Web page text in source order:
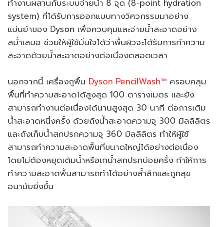
ทำงานผสานกับระบบจ่ายน้ำ 8 จุด (8-point hydration
system) ที่ได้รับการออกแบบทางวิศวกรรมมาอย่าง
แม่นยำของ Dyson เพื่อควบคุมและจ่ายน้ำสะอาดอย่าง
สม่ำเสมอ ช่วยให้ผู้ใช้มั่นใจได้ว่าพื้นผิวจะได้รับการทำความ
สะอาดด้วยน้ำสะอาดอย่างต่อเนื่องตลอดเวลา
นอกจากนี้ เครื่องถูพื้น Dyson PencilWash™ ครอบคลุม
พื้นที่ทำความสะอาดได้สูงสุด 100 ตารางเมตร และยัง
สามารถทำงานต่อเนื่องได้นานสูงสุด 30 นาที ต่อการเติม
น้ำสะอาดหนึ่งครั้ง ด้วยถังน้ำสะอาดความจุ 300 มิลลิลิตร
และถังเก็บน้ำสกปรกความจุ 360 มิลลิลิตร ทำให้ผู้ใช้
สามารถทำความสะอาดพื้นที่ขนาดใหญ่ได้อย่างต่อเนื่อง
โดยไม่ต้องหยุดเติมน้ำหรือเทน้ำสกปรกบ่อยครั้ง ทำให้การ
ทำความสะอาดพื้นสามารถทำได้อย่างล้ำลึกและถูกสุข
อนามัยยิ่งขึ้น